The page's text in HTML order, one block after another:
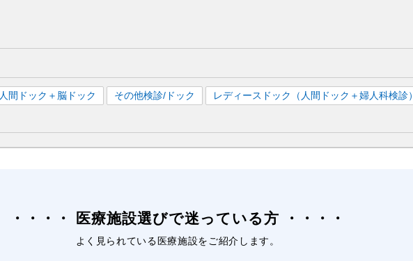
人間ドック＋脳ドック その他検診/ドック
レディースドック（人間ドック＋婦人科検診）
医療施設選びで迷っている方
よく見られている医療施設をご紹介します。